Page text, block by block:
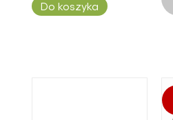
Do koszyka